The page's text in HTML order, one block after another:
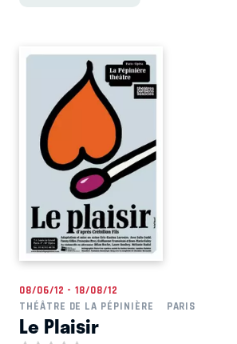
08/06/12 - 18/08/12
THÉÂTRE DE LA PÉPINIÈRE
PARIS
Le Plaisir